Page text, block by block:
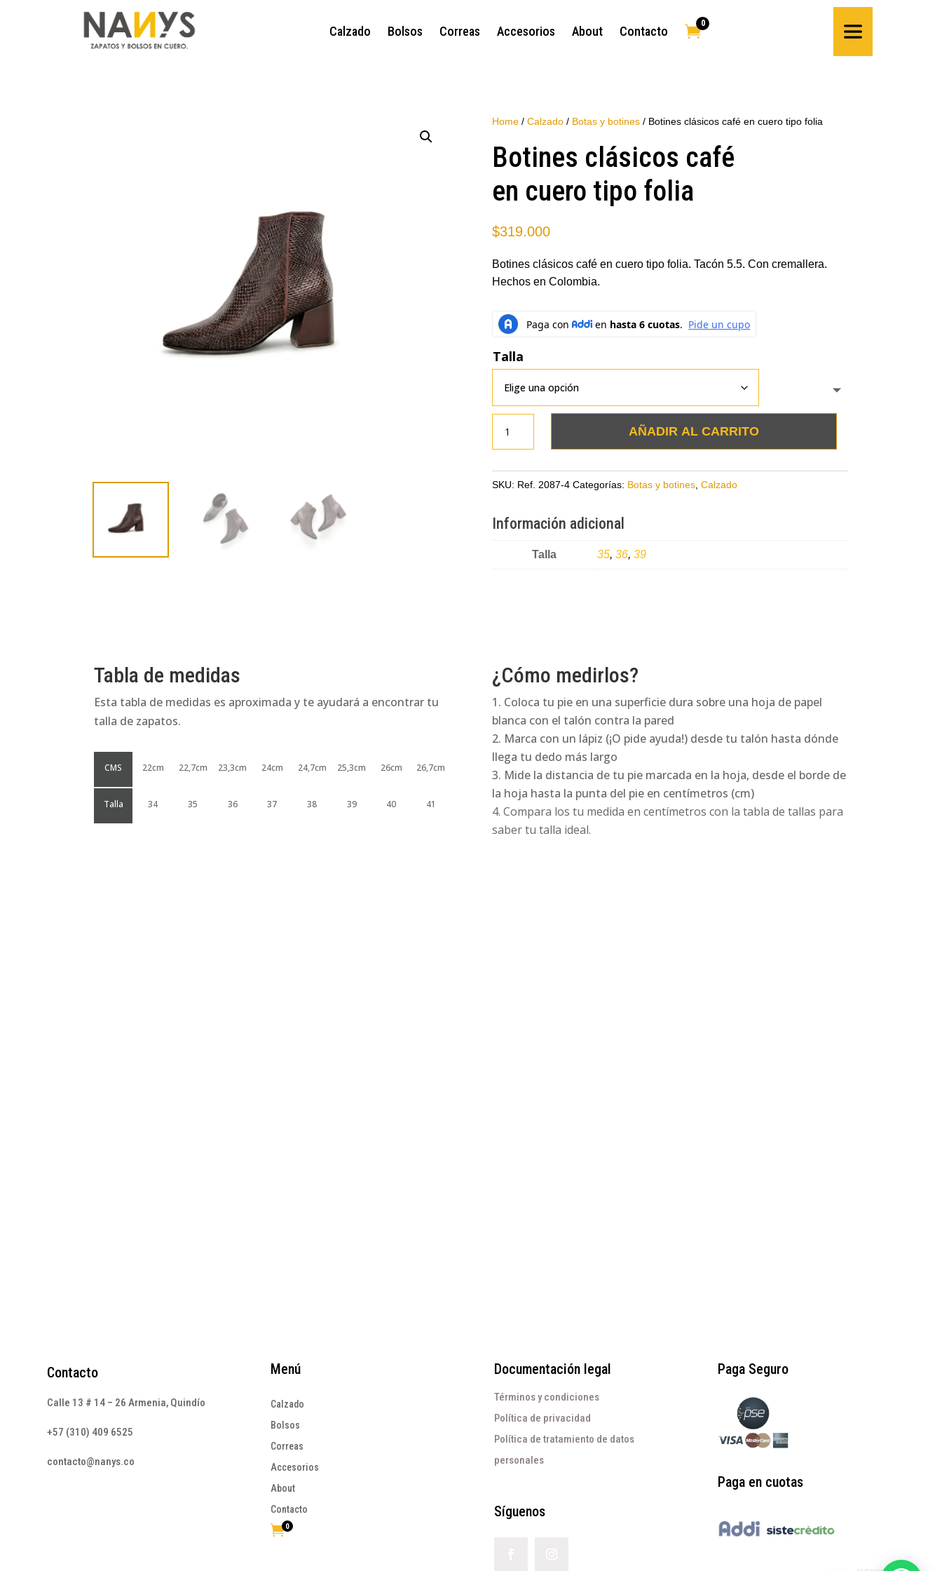
Calzado Bolsos Correas Accesorios About Contacto 
0
Home/ Calzado/ Botas y botines/ Botines clásicos café en cuero tipo folia
Botines clásicos café
en cuero tipo folia
$319.000
Botines clásicos café en cuero tipo folia. Tacón 5.5. Con cremallera.
Hechos en Colombia.
Talla
clásicos
en
tipo
cantidad
AÑADIR AL CARRITO
SKU: Ref. 2087-4 Categorías: Botas y botines, Calzado
Información adicional
Talla 35, 36, 39
Tabla de medidas
Esta tabla de medidas es aproximada y te ayudará a encontrar tu
talla de zapatos.
CMS
Talla
22cm
34
22,7cm
35
23,3cm
36
24cm
37
24,7cm
38
25,3cm
39
26cm
40
26,7cm
41
¿Cómo medirlos?
Coloca tu pie en una superficie dura sobre una hoja de papel
blanca con el talón contra la pared
Marca con un lápiz (¡O pide ayuda!) desde tu talón hasta dónde
llega tu dedo más largo
Mide la distancia de tu pie marcada en la hoja, desde el borde de
la hoja hasta la punta del pie en centímetros (cm)
Compara los tu medida en centímetros con la tabla de tallas para
saber tu talla ideal.
Contacto
Calle 13 # 14 – 26 Armenia, Quindío
+57 (310) 409 6525
contacto@nanys.co
Menú
Calzado
Bolsos
Correas
Accesorios
About
Contacto
0
Documentación legal
Términos y condiciones
Política de privacidad
Política de tratamiento de datos
personales
Síguenos
Paga Seguro
Paga en cuotas